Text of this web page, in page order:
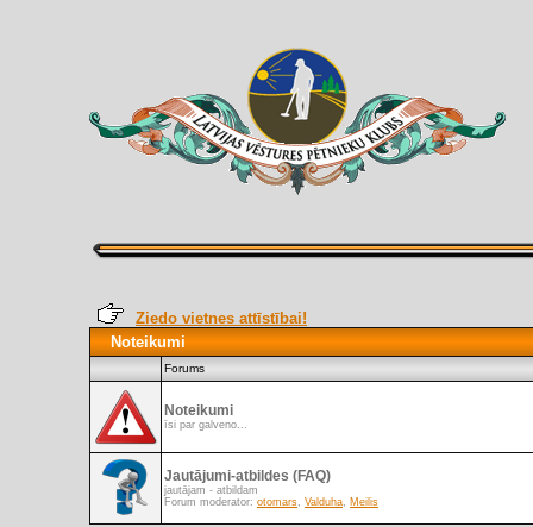
Ziedo vietnes attīstībai!
Noteikumi
Forums
Noteikumi
īsi par galveno...
Jautājumi-atbildes (FAQ)
jautājam - atbildam
Forum moderator: otomars, Valduha, Meilis